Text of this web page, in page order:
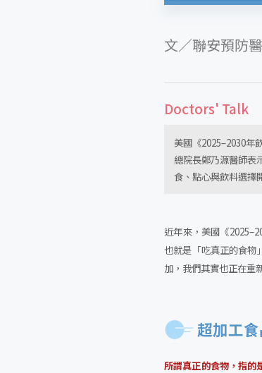
文／聯安預防
Doctors' Talk
美國《2025–2030年
總院長鄭乃源醫師表
食、點心與飲料選擇
近年來，美國《
也就是「吃真正的食物
加，我們其實也正在重
超加工
所謂真正的食物，指的